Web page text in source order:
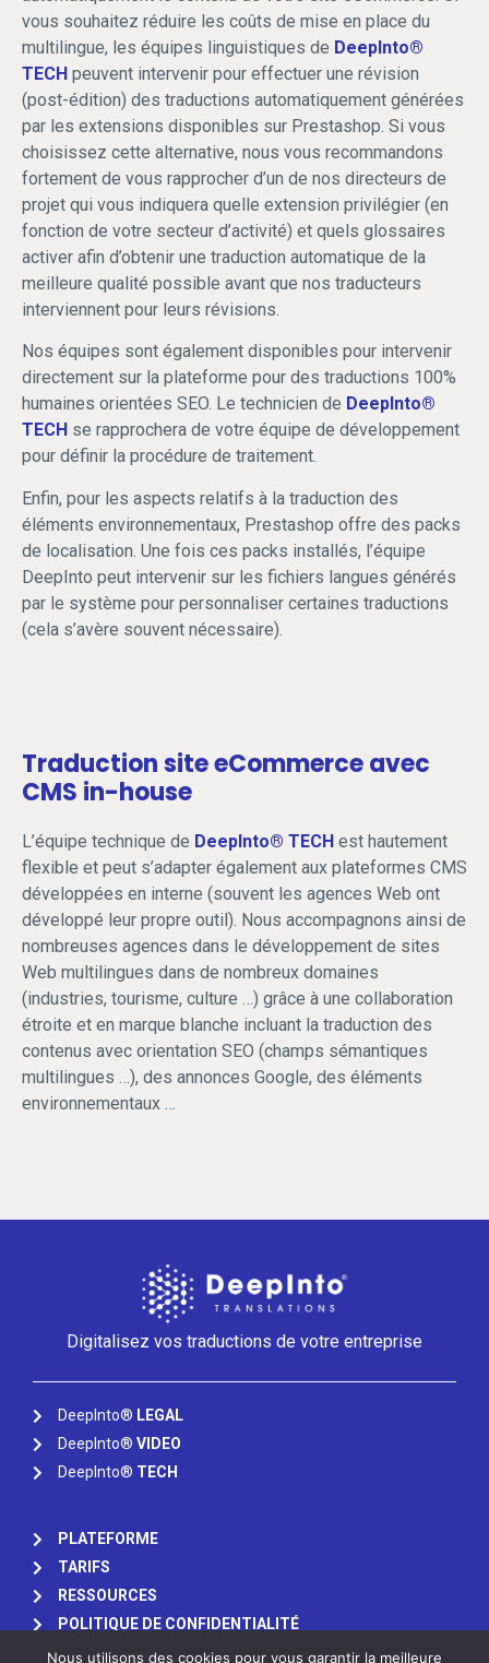
vous souhaitez réduire les coûts de mise en place du
multilingue, les équipes linguistiques de DeepInto®
TECH peuvent intervenir pour effectuer une révision
(post-édition) des traductions automatiquement générées
par les extensions disponibles sur Prestashop. Si vous
choisissez cette alternative, nous vous recommandons
fortement de vous rapprocher d’un de nos directeurs de
projet qui vous indiquera quelle extension privilégier (en
fonction de votre secteur d’activité) et quels glossaires
activer afin d’obtenir une traduction automatique de la
meilleure qualité possible avant que nos traducteurs
interviennent pour leurs révisions.
Nos équipes sont également disponibles pour intervenir
directement sur la plateforme pour des traductions 100%
humaines orientées SEO. Le technicien de DeepInto®
TECH se rapprochera de votre équipe de développement
pour définir la procédure de traitement.
Enfin, pour les aspects relatifs à la traduction des
éléments environnementaux, Prestashop offre des packs
de localisation. Une fois ces packs installés, l’équipe
DeepInto peut intervenir sur les fichiers langues générés
par le système pour personnaliser certaines traductions
(cela s’avère souvent nécessaire).
Traduction site eCommerce avec
CMS in-house
L’équipe technique de DeepInto® TECH est hautement
flexible et peut s’adapter également aux plateformes CMS
développées en interne (souvent les agences Web ont
développé leur propre outil). Nous accompagnons ainsi de
nombreuses agences dans le développement de sites
Web multilingues dans de nombreux domaines
(industries, tourisme, culture …) grâce à une collaboration
étroite et en marque blanche incluant la traduction des
contenus avec orientation SEO (champs sémantiques
multilingues …), des annonces Google, des éléments
environnementaux …
Digitalisez vos traductions de votre entreprise
DeepInto® LEGAL
DeepInto® VIDEO
DeepInto® TECH
PLATEFORME
TARIFS
RESSOURCES
POLITIQUE DE CONFIDENTIALITÉ
Nous utilisons des cookies pour vous garantir la meilleure